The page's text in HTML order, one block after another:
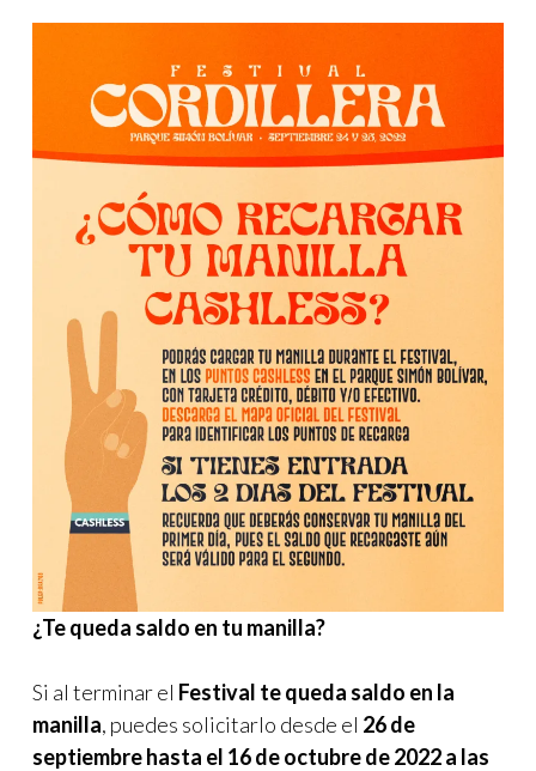
¿Te queda saldo en tu manilla?
Si al terminar el Festival te queda saldo en la
manilla, puedes solicitarlo desde el 26 de
septiembre hasta el 16 de octubre de 2022 a las